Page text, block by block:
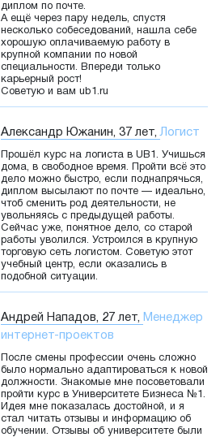
диплом по почте.
А ещё через пару недель, спустя
несколько собеседований, нашла себе
хорошую оплачиваемую работу в
крупной компании по новой
специальности. Впереди только
карьерный рост!
Советую и вам ub1.ru
Александр Южанин, 37 лет, Логист
Прошёл курс на логиста в UB1. Учишься
дома, в свободное время. Пройти всё это
дело можно быстро, если поднапрячься,
диплом высылают по почте — идеально,
чтоб сменить род деятельности, не
увольняясь с предыдущей работы.
Сейчас уже, понятное дело, со старой
работы уволился. Устроился в крупную
торговую сеть логистом. Советую этот
учебный центр, если оказались в
подобной ситуации.
Андрей Нападов, 27 лет,
Менеджер
интернет-проектов
После смены профессии очень сложно
было нормально адаптироваться к новой
должности. Знакомые мне посоветовали
пройти курс в Университете Бизнеса №1.
Идея мне показалась достойной, и я
стал читать отзывы и информацию об
обучении. Отзывы об университете были